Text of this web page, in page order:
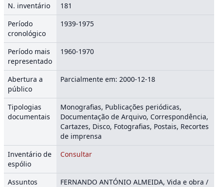
N. inventário
181
Período
cronológico
1939-1975
Período mais
representado
1960-1970
Abertura a
público
Parcialmente em: 2000-12-18
Tipologias
documentais
Monografias, Publicações periódicas,
Documentação de Arquivo, Correspondência,
Cartazes, Disco, Fotografias, Postais, Recortes
de imprensa
Inventário de
espólio
Consultar
Assuntos
FERNANDO ANTÓNIO ALMEIDA, Vida e obra /